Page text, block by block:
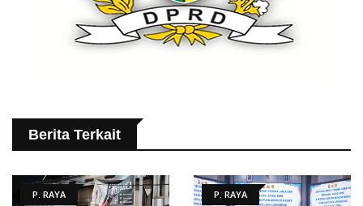
Berita Terkait
P. RAYA P. RAYA